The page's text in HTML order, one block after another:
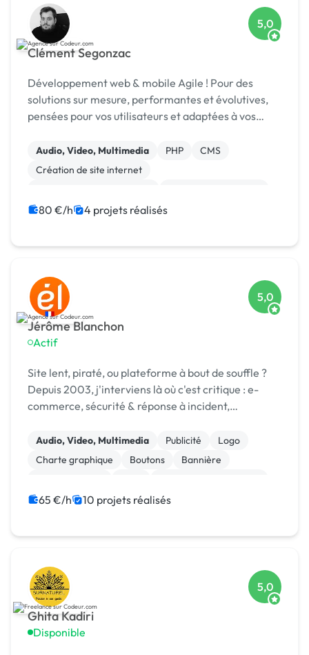
Clément Segonzac
5,0
Développement web & mobile Agile ! Pour des
solutions sur mesure, performantes et évolutives,
pensées pour vos utilisateurs et adaptées à vos
Audio, Video, Multimedia PHP
CMS
Création de site internet
Gestion site web
Installation de Script
Modules et composants
80 €/h 4 projets réalisés
Jérôme Blanchon
Actif
5,0
Site lent, piraté, ou plateforme à bout de souffle ?
Depuis 2003, j'interviens là où c'est critique : e-
commerce, sécurité & réponse à incident,
Audio, Video, Multimedia Publicité
Logo
Charte graphique
Boutons
Bannière
Landing page
65 €/h 10 projets réalisés
Ghita Kadiri
Disponible
5,0